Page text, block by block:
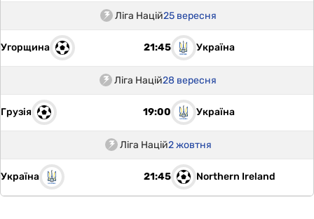
Ліга Націй25 вересня
Угорщина 21:45 Україна
Ліга Націй28 вересня
Грузія 19:00 Україна
Ліга Націй2 жовтня
Україна 21:45 Northern Ireland